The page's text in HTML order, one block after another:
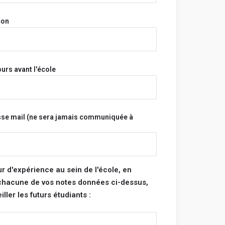
pas et n'aura jamais accès à tes informations
respectent pas ces règles.
:
avant l'école
mail (ne sera jamais communiquée à
d'expérience au sein de l'école, en
de vos notes données ci-dessus,
les futurs étudiants :